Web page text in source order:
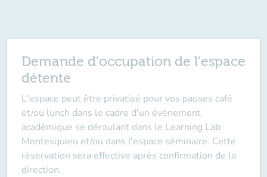
Demande d'occupation de l'espace
détente
L'espace peut être privatisé pour vos pauses café
et/ou lunch dans le cadre d'un évènement
académique se déroulant dans le Learning Lab
Montesquieu et/ou dans l'espace séminaire. Cette
réservation sera effective après confirmation de la
direction.